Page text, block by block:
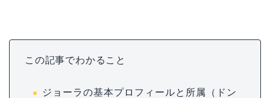
この記事でわかること
ジョーラの基本プロフィールと所属（ドン